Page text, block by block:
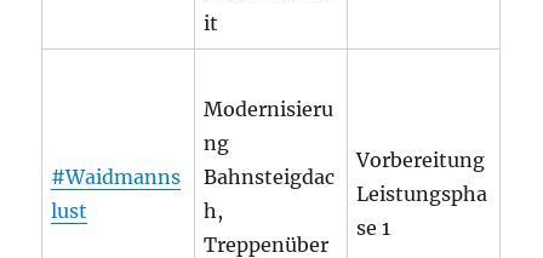
it
#Waidmanns
lust
Modernisieru
ng
Bahnsteigdac
h,
Treppenüber
Vorbereitung
Leistungspha
se 1